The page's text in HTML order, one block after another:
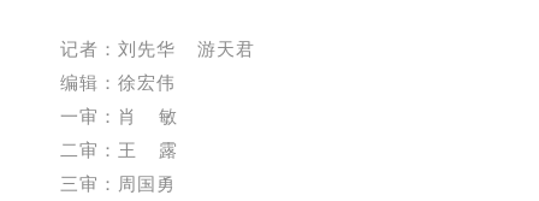
记者：刘先华 游天君
编辑：徐宏伟
一审：肖 敏
二审：王 露
三审：周国勇